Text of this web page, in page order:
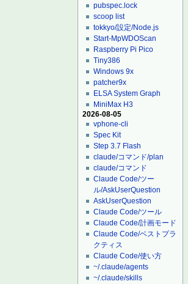
pubspec.lock
scoop list
tokkyo/設定/Node.js
Start-MpWDOScan
Raspberry Pi Pico
Tiny386
Windows 9x
patcher9x
ELSA System Graph
MiniMax H3
2026-08-05
vphone-cli
Spec Kit
Step 3.7 Flash
claude/コマンド/plan
claude/コマンド
Claude Code/ツー
ル/AskUserQuestion
AskUserQuestion
Claude Code/ツール
Claude Code/計画モード
Claude Code/ベストプラ
クティス
Claude Code/使い方
~/.claude/agents
~/.claude/skills